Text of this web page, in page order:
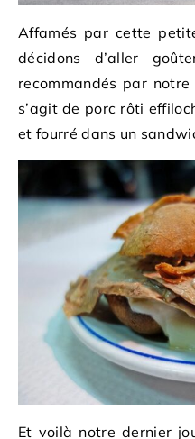
Affamés par cette
décidons d’aller
recommandés par
s’agit de porc rôti
et fourré dans un
Et voilà notre dernier